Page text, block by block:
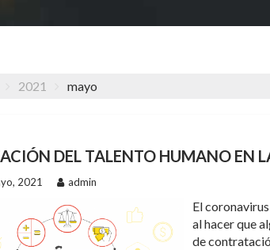
2021 mayo
DEL TALENTO HUMANO EN
2021 admin
El
al hacer que
de